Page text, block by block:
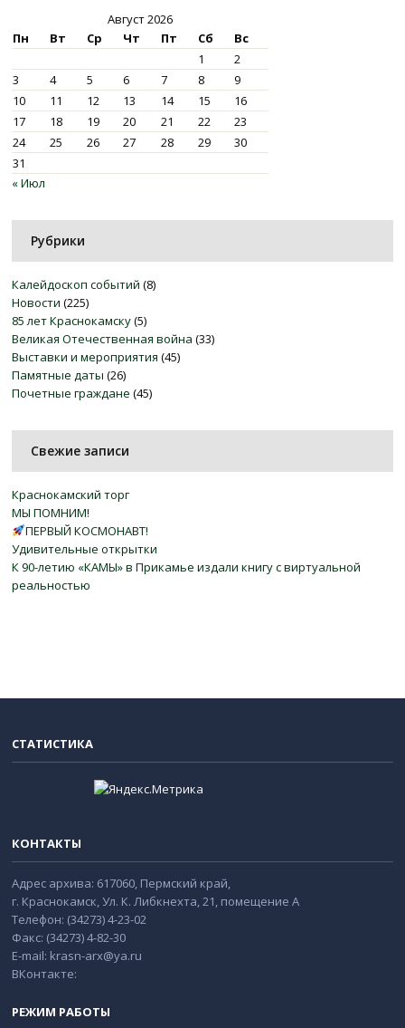
Август 2026
Пн
Вт Ср Чт Пт Сб
Вс
1
2
3
4 5 6 7 8
9
10
11 12 13 14 15
16
17
18 19 20 21 22
23
24
25 26 27 28 29
30
31
« Июл
Рубрики
Калейдоскоп событий (8)
Новости (225)
85 лет Краснокамску(5)
Великая Отечественная война (33)
Выставки и мероприятия (45)
Памятные даты (26)
Почетные граждане (45)
Свежие записи
Краснокамский торг
МЫ ПОМНИМ!
ПЕРВЫЙ КОСМОНАВТ!
Удивительные открытки
К 90-летию «КАМЫ» в Прикамье издали книгу с виртуальной
реальностью
СТАТИСТИКА
КОНТАКТЫ
Адрес архива: 617060, Пермский край,
г. Краснокамск, Ул. К. Либкнехта, 21, помещение А
Телефон: (34273) 4-23-02
Факс: (34273) 4-82-30
E-mail: krasn-arx@ya.ru
ВКонтакте:
РЕЖИМ РАБОТЫ